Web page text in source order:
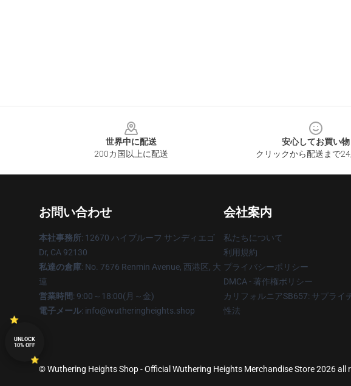
世界中に配送
200カ国以上に配送
安心してお買い物
クリックから配送まで
お問い合わせ
本社事務所: 12670 ハイブルーフ サンディエゴ
Dr, CA 92130
私達の倉庫: No. 7676 Renmin Avenue, 西港区, 大
連
営業時間: 9:00～18:00(月～金)
電子メール: info@wutheringheights.shop
会社案内
私たちについて
利用規約
プライバシーポリシー
DMCA - 著作権ポリシー
カリフォルニアSB657: サプライ
性法
© Wuthering Heights Shop - Official Wuthering Heights Merchandise Store 2026 all
UNLOCK
10% OFF